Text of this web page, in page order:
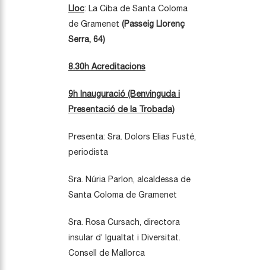
Lloc: La Ciba de Santa Coloma
de Gramenet (Passeig Llorenç
Serra, 64)
8.30h Acreditacions
9h Inauguració (Benvinguda i
Presentació de la Trobada)
Presenta: Sra. Dolors Elias Fusté,
periodista
Sra. Núria Parlon, alcaldessa de
Santa Coloma de Gramenet
Sra. Rosa Cursach, directora
insular d’ Igualtat i Diversitat.
Consell de Mallorca